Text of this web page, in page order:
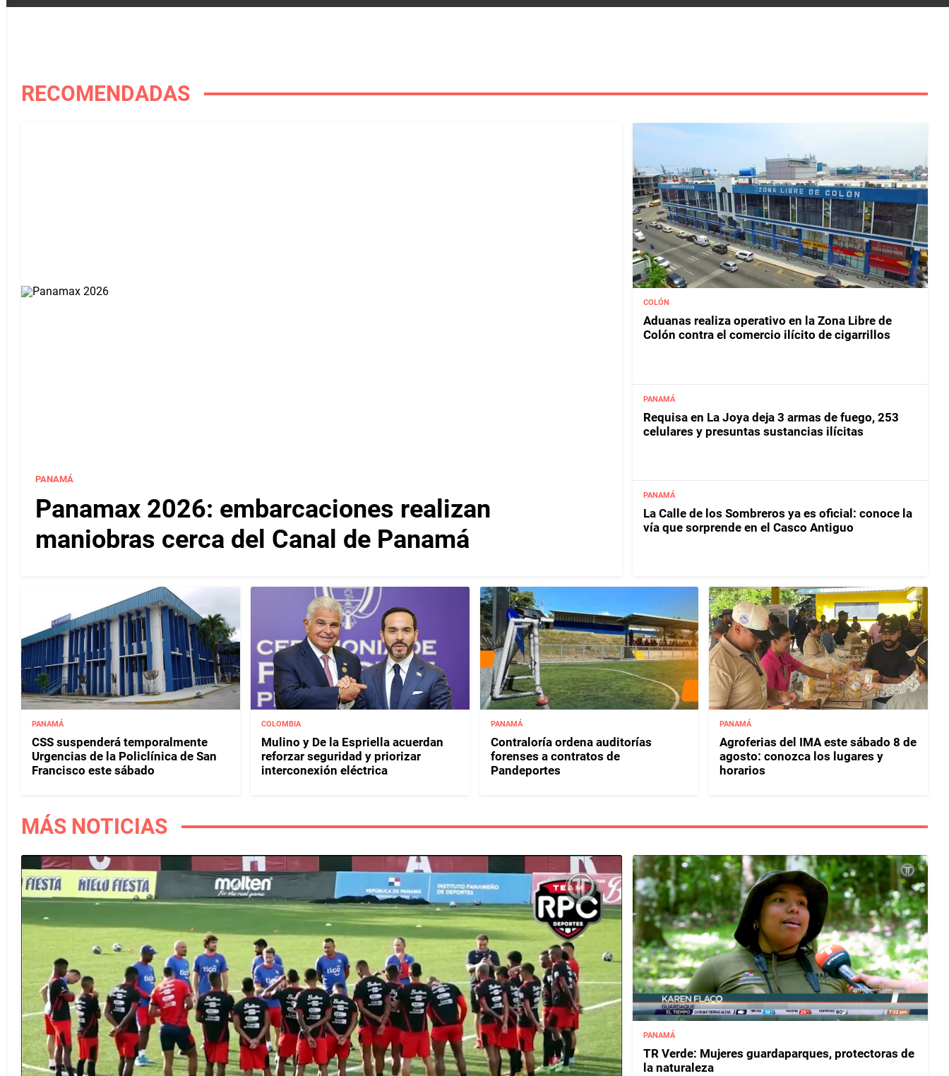
RECOMENDADAS
PANAMÁ
Panamax 2026: embarcaciones realizan
maniobras cerca del Canal de Panamá
COLÓN
Aduanas realiza operativo en la Zona Libre de
Colón contra el comercio ilícito de cigarrillos
PANAMÁ
Requisa en La Joya deja 3 armas de fuego, 253
celulares y presuntas sustancias ilícitas
PANAMÁ
La Calle de los Sombreros ya es oficial: conoce la
vía que sorprende en el Casco Antiguo
PANAMÁ
CSS suspenderá temporalmente
Urgencias de la Policlínica de San
Francisco este sábado
COLOMBIA
Mulino y De la Espriella acuerdan
reforzar seguridad y priorizar
interconexión eléctrica
PANAMÁ
Contraloría ordena auditorías
forenses a contratos de
Pandeportes
PANAMÁ
Agroferias del IMA este sábado 8 de
agosto: conozca los lugares y
horarios
MÁS NOTICIAS
PANAMÁ
TR Verde: Mujeres guardaparques, protectoras de
la naturaleza